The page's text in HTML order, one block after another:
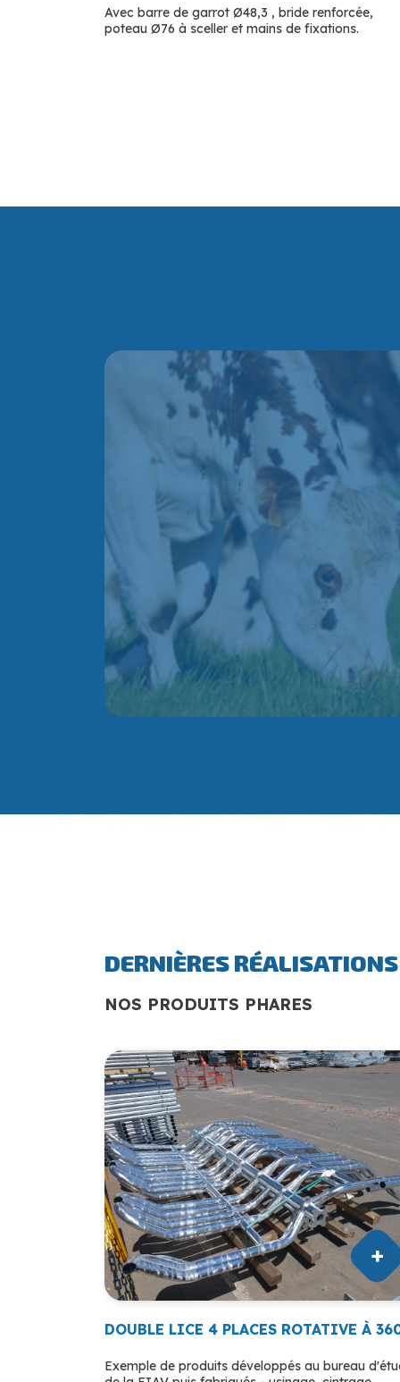
Avec barre de garrot Ø48,3 , bride renforcée,
poteau Ø76 à sceller et mains de fixations.
DERNIÈRES RÉALISATIONS
NOS PRODUITS PHARES
DOUBLE LICE 4 PLACES ROTATIVE À
Exemple de produits développés au bureau